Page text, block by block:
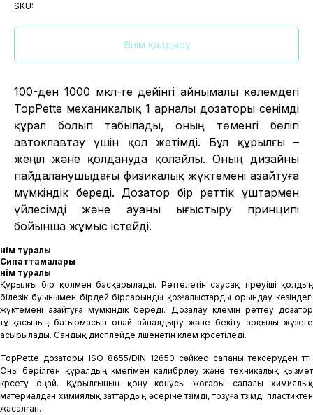
SKU:
Өтінім қалдыру
100-ден 1000 мкл-ге дейінгі айнымалы көлемдегі
TopPette механикалық 1 арналы дозаторы сенімді
құрал болып табылады, оның төменгі бөлігі
автоклавтау үшін қол жетімді. Бұл құрылғы –
жеңіл және қолдануда қолайлы. Оның дизайны
пайдаланушыдағы физикалық жүктемені азайтуға
мүмкіндік береді. Дозатор бір реттік ұштармен
үйлесімді және ауаны ығыстыру принципі
бойынша жұмыс істейді.
Өнім туралы
Сипаттамалары
Өнім туралы
Құрылғы бір қолмен басқарылады. Реттелетін саусақ тіреуіші қолдың
білезік буынымен бірдей бірсарынды қозғалыстарды орындау кезіндегі
жүктемені азайтуға мүмкіндік береді. Дозалау көлемін реттеу дозатор
тұтқасының батырмасын оңай айналдыру және бекіту арқылы жүзеге
асырылады. Сандық дисплейде өлшенетін көлем көрсетіледі.
TopPette дозаторы ISO 8655/DIN 12650 сәйкес сапаны тексеруден өтті.
Оны берілген құралдың көмегімен калибрлеу және техникалық қызмет
көрсету оңай. Құрылғының қону конусы жоғары сапалы химиялық
материалдан химиялық заттардың әсеріне төзімді, тозуға төзімді пластиктен
жасалған.